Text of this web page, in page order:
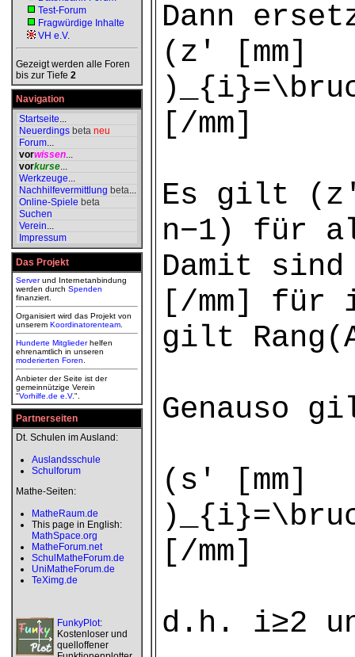
Test-Forum
Fragwürdige Inhalte
VH e.V.
Gezeigt werden alle Foren
bis zur Tiefe 2
Navigation
Startseite...
Neuerdings beta neu
Forum...
vorwissen...
vorkurse...
Werkzeuge...
Nachhilfevermittlung beta...
Online-Spiele beta
Suchen
Verein...
Impressum
Das Projekt
Serverund Internetanbindung
werden durch Spenden
finanziert.
Organisiert wird das Projekt von
unserem Koordinatorenteam
Hunderte Mitgliederhelfen
ehrenamtlich in unseren
moderierten Foren
Anbieter der Seite ist der
gemeinnützige Verein
"Vorhilfe.de e.V.".
Partnerseiten
Dt. Schulen im Ausland:
Auslandsschule
Schulforum
Mathe-Seiten:
MatheRaum.de
This page in English:
MathSpace.org
MatheForum.net
SchulMatheForum.de
UniMatheForum.de
TeXimg.de
FunkyPlot:
Kostenloser und
quelloffener
Dann
(z′ [mm]
[/mm]
Es gilt
n−1) für
Damit
[/mm] für
gilt
Genauso
(s′ [mm]
[/mm]
d.h. i≥2